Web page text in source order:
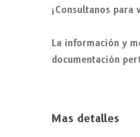
¡Consultanos para
La información y
documentación
Mas detalles